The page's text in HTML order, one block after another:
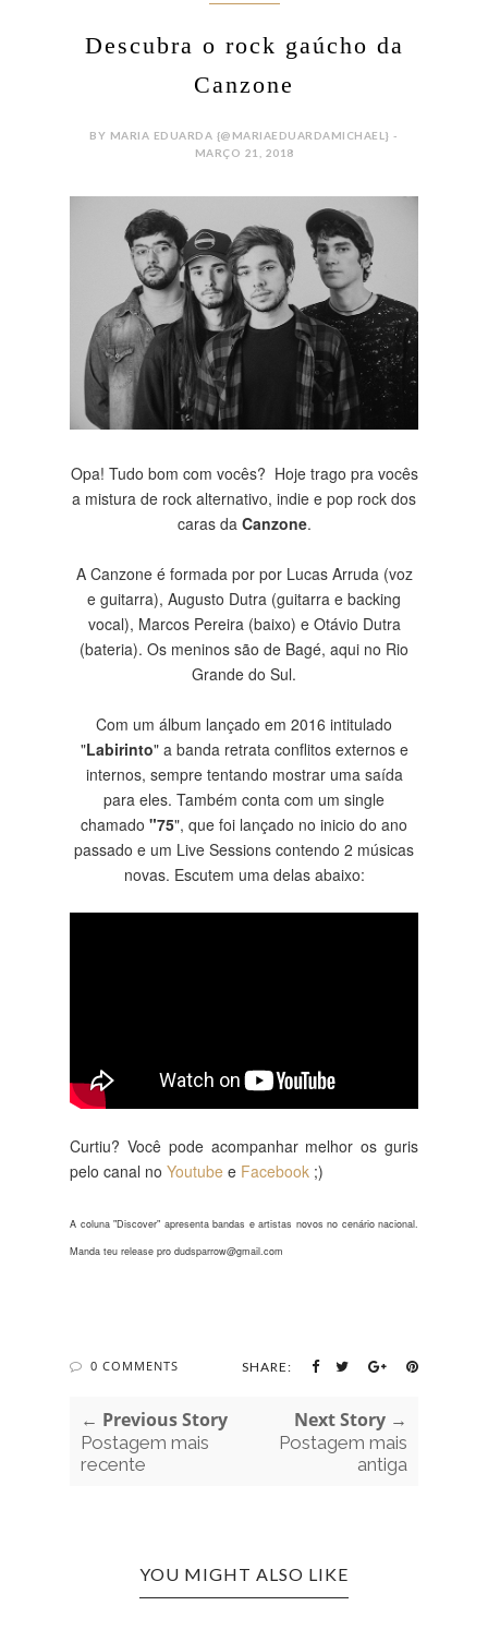
Descubra o rock gaúcho da
Canzone
BY MARIA EDUARDA {@MARIAEDUARDAMICHAEL} -
MARÇO 21, 2018
Opa! Tudo bom com vocês? Hoje trago pra vocês
a mistura de rock alternativo, indie e pop rock dos
caras da Canzone.
A Canzone é formada por por Lucas Arruda (voz
e guitarra), Augusto Dutra (guitarra e backing
vocal), Marcos Pereira (baixo) e Otávio Dutra
(bateria). Os meninos são de Bagé, aqui no Rio
Grande do Sul.
Com um álbum lançado em 2016 intitulado
"Labirinto" a banda retrata conflitos externos e
internos, sempre tentando mostrar uma saída
para eles. Também conta com um single
chamado "75", que foi lançado no inicio do ano
passado e um Live Sessions contendo 2 músicas
novas. Escutem uma delas abaixo:
Curtiu? Você pode acompanhar melhor os guris
pelo canal no Youtube e Facebook ;)
A coluna "Discover" apresenta bandas e artistas novos no cenário nacional.
Manda teu release pro dudsparrow@gmail.com
0 COMMENTS SHARE:
← Previous Story
Postagem mais
recente
Next Story →
Postagem mais
antiga
YOU MIGHT ALSO LIKE